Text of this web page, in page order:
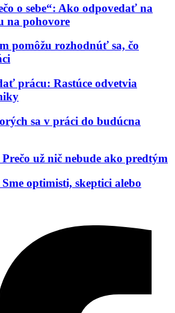
o sebe“: Ako odpovedať na
na pohovore
pomôžu rozhodnúť sa, čo
prácu: Rastúce odvetvia
sa v práci do budúcna
už nič nebude ako predtým
optimisti, skeptici alebo